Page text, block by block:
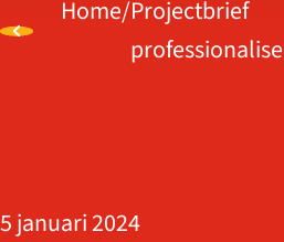
Home/Projectbrief
5 januari 2024